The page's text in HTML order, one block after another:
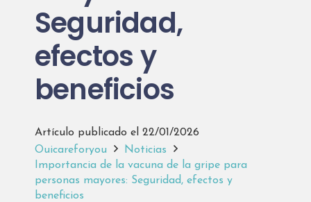
Seguridad,
efectos y
beneficios
Artículo publicado el 22/01/2026
Ouicareforyou
Noticias
Importancia de la vacuna de la gripe para
personas mayores: Seguridad, efectos y
beneficios